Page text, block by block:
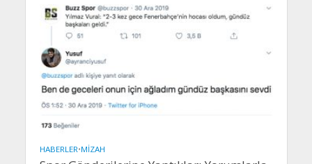
HABERLER•MIZAH